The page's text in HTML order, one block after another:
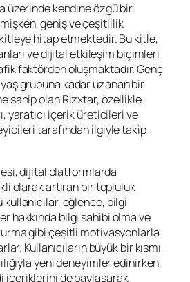
üzerinde kendine özgü bir
geniş ve çeşitlilik
hitap etmektedir. Bu kitle,
ve dijital etkileşim biçimleri
faktörden oluşmaktadır. Genç
grubuna kadar uzanan bir
sahip olan Rizxtar, özellikle
yaratıcı içerik üreticileri ve
tarafından ilgiyle takip
dijital platformlarda
olarak artıran bir topluluk
eğlence, bilgi
hakkında bilgi sahibi olma ve
gibi çeşitli motivasyonlarla
Kullanıcıların büyük bir kısmı,
yeni deneyimler edinirken,
içeriklerini de paylaşarak